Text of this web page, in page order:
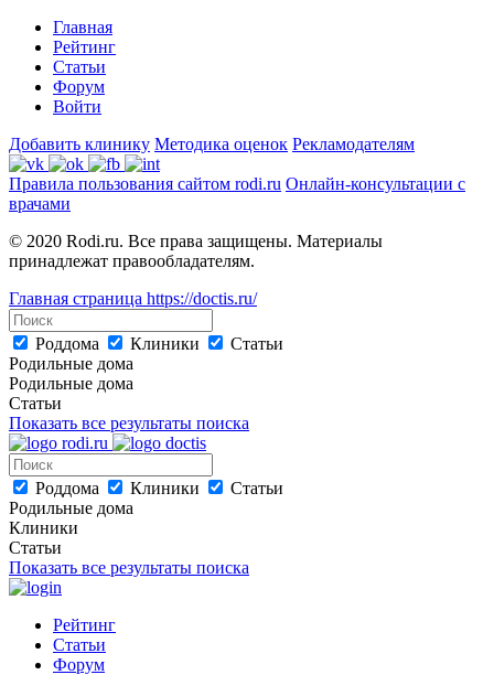
Главная
Рейтинг
Статьи
Форум
Войти
Добавить клинику Методика оценок Рекламодателям
Правила пользования сайтом rodi.ru Онлайн-консультации с
врачами
© 2020 Rodi.ru. Все права защищены. Материалы
принадлежат правообладателям.
Главная страница https://doctis.ru/
Роддома Клиники
Статьи
Родильные дома
Родильные дома
Статьи
Показать все результаты поиска
Роддома Клиники
Статьи
Родильные дома
Клиники
Статьи
Показать все результаты поиска
Рейтинг
Статьи
Форум